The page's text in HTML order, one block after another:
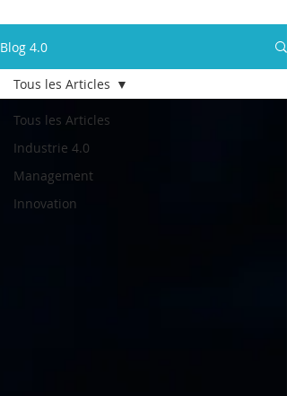
Blog 4.0
Tous les Articles
Industrie 4.0
Management
Innovation
Tous les Articles